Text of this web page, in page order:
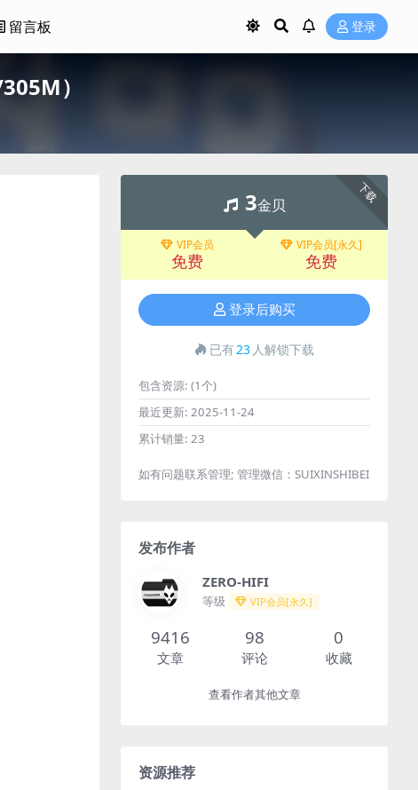
留言板 登录
）
下载
3金贝
VIP会员
免费
VIP会员[永久]
免费
登录后购买
已有23 人解锁下载
包含资源: (1个)
最近更新: 2025-11-24
累计销量: 23
如有问题联系管理; 管理微信：SUIXINSHIBEI
发布作者
ZERO-HIFI
等级 VIP会员[永久]
9416
文章
98
评论
0
收藏
查看作者其他文章
资源推荐